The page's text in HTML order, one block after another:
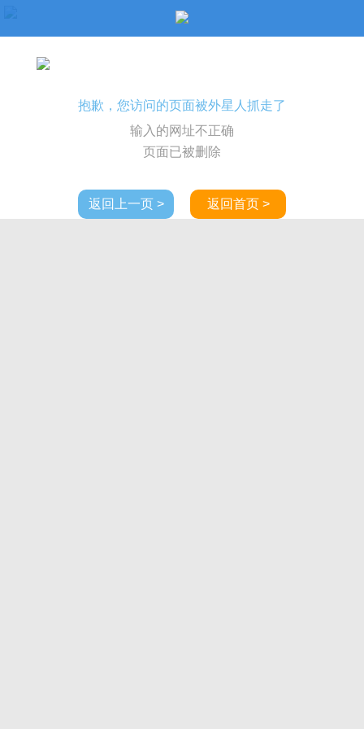
抱歉，您访问的页面被外星人抓走了
输入的网址不正确
页面已被删除
返回上一页 > 返回首页 >